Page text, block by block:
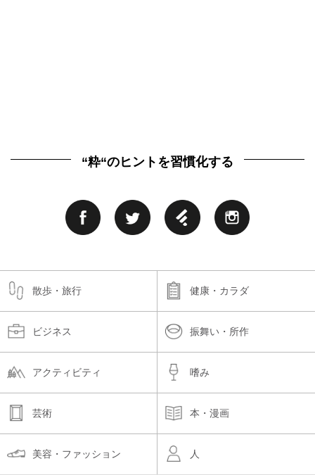
“粋“のヒントを習慣化する
散歩・旅行 健康・カラダ
ビジネス 振舞い・所作
アクティビティ 嗜み
芸術 本・漫画
美容・ファッション 人